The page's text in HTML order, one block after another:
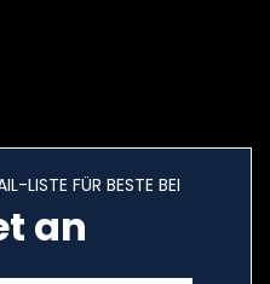
LISTE FÜR BESTE BEI
an